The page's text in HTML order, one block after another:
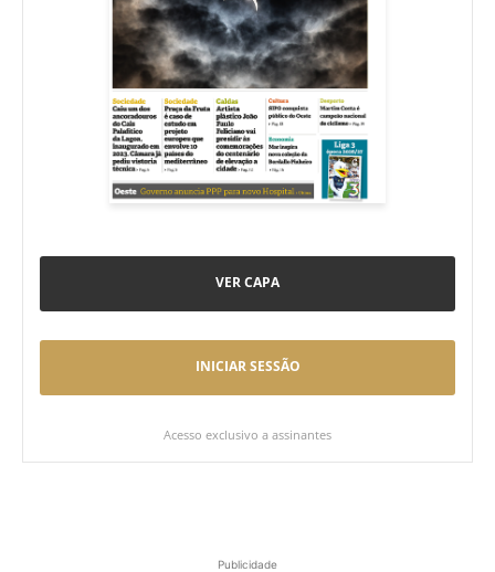
VER CAPA
INICIAR SESSÃO
Acesso exclusivo a assinantes
Publicidade